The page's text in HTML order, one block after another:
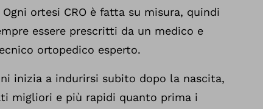
ortesi CRO è fatta su misura, quindi
essere prescritti da un medico e
ortopedico esperto.
inizia a indurirsi subito dopo la nascita,
migliori e più rapidi quanto prima i